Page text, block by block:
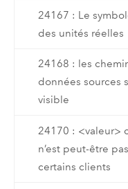
24167 : Le
des unités réelles
24168 : les
données sources
visible
24170 : <valeur>
n’est peut-être
certains clients